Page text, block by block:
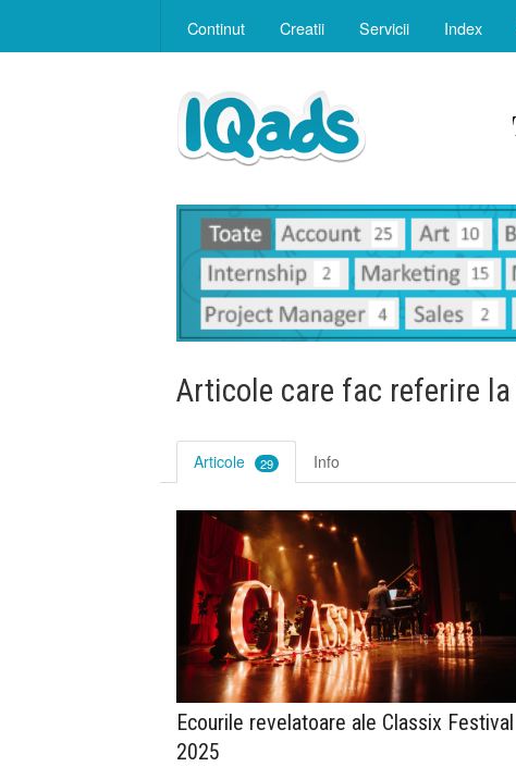
Continut Creatii Servicii Index
Articole care fac referire la
Articole 29 Info
Ecourile revelatoare ale Classix Festival
2025